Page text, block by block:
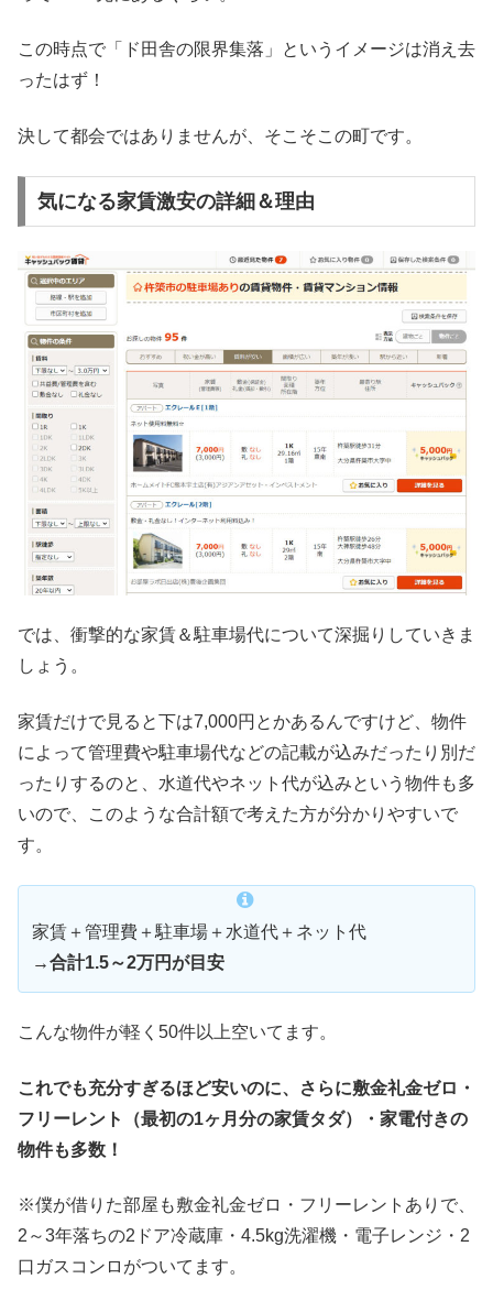
この時点で「ド田舎の限界集落」というイメージは消え去
ったはず！
決して都会ではありませんが、そこそこの町です。
気になる家賃激安の詳細＆理由
では、衝撃的な家賃＆駐車場代について深掘りしていきま
しょう。
家賃だけで見ると下は7,000円とかあるんですけど、物件
によって管理費や駐車場代などの記載が込みだったり別だ
ったりするのと、水道代やネット代が込みという物件も多
いので、このような合計額で考えた方が分かりやすいで
す。
家賃＋管理費＋駐車場＋水道代＋ネット代
→合計1.5～2万円が目安
こんな物件が軽く50件以上空いてます。
これでも充分すぎるほど安いのに、さらに敷金礼金ゼロ・
フリーレント（最初の1ヶ月分の家賃タダ）・家電付きの
物件も多数！
※僕が借りた部屋も敷金礼金ゼロ・フリーレントありで、
2～3年落ちの2ドア冷蔵庫・4.5kg洗濯機・電子レンジ・2
口ガスコンロがついてます。